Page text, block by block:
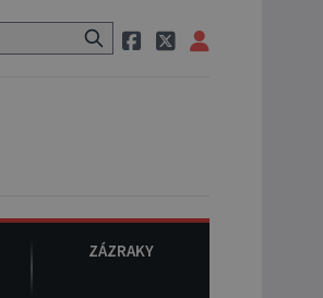
7. srpna 1994: Na americké městečko
ZÁZRAKY